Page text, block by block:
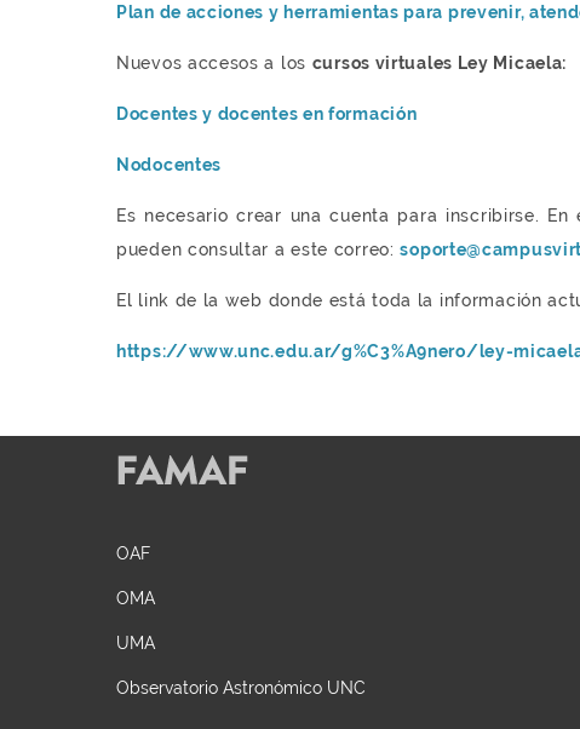
Plan de acciones y herramientas para prevenir,
Nuevos accesos a los cursos virtuales Ley Micaela:
Docentes y docentes en formación
Nodocentes
Es necesario crear una cuenta para inscribirse.
pueden consultar a este correo:
El link de la web donde está toda la información
https://www.unc.edu.ar/g%C3%A9nero/ley-
OAF
OMA
UMA
Observatorio Astronómico UNC